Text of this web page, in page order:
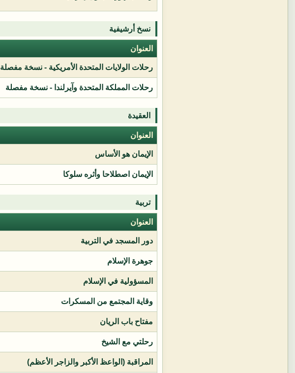
نسخ أرشيفية
العنوان
رحلات الولايات المتحدة الأمريكية - نسخة مفصلة
رحلات المملكة المتحدة وآيرلندا - نسخة مفصلة
العقيدة
العنوان
الإيمان هو الأساس
الإيمان اصطلاحا وأثره سلوكا
تربية
العنوان
دور المسجد في التربية
جوهرة الإسلام
المسؤولية في الإسلام
وقاية المجتمع من المسكرات
مفتاح باب الريان
رحلتي مع الشيخ
المراقبة (الواعظ الأكبر والزاجر الأعظم)